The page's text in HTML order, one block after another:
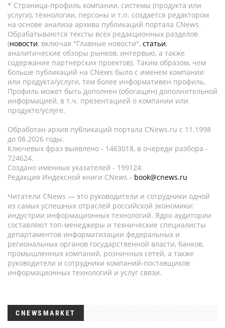
* Страница-профиль компании, системы (продукта или
услуги), технологии, персоны и т.п. создается редактором
на основе анализа архива публикаций портала CNews.
Обрабатываются тексты всех редакционных разделов
(новости, включая "Главные новости", статьи,
аналитические обзоры рынков, интервью, а также
содержание партнёрских проектов). Таким образом, чем
больше публикаций на CNews было с именем компании
или продукта/услуги, тем более информативен профиль.
Профиль может быть дополнен (обогащен) дополнительной
информацией, в т.ч. презентацией о компании или
продукте/услуге.
Обработан архив публикаций портала CNews.ru c 11.1998
до 08.2026 годы.
Ключевых фраз выявлено - 1463018, в очереди разбора -
724624.
Создано именных указателей - 199124.
Редакция Индексной книги CNews - book@cnews.ru
Читатели CNews — это руководители и сотрудники одной
из самых успешных отраслей российской экономики:
индустрии информационных технологий. Ядро аудитории
составляют топ-менеджеры и технические специалисты
департаментов информатизации федеральных и
региональных органов государственной власти, банков,
промышленных компаний, розничных сетей, а также
руководители и сотрудники компаний-поставщиков
информационных технологий и услуг связи.
CNEWSMARKET